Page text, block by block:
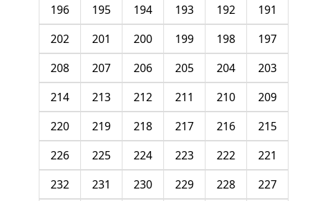
191
192
193
194
195
196
197
198
199
200
201
202
203
204
205
206
207
208
209
210
211
212
213
214
215
216
217
218
219
220
221
222
223
224
225
226
227
228
229
230
231
232